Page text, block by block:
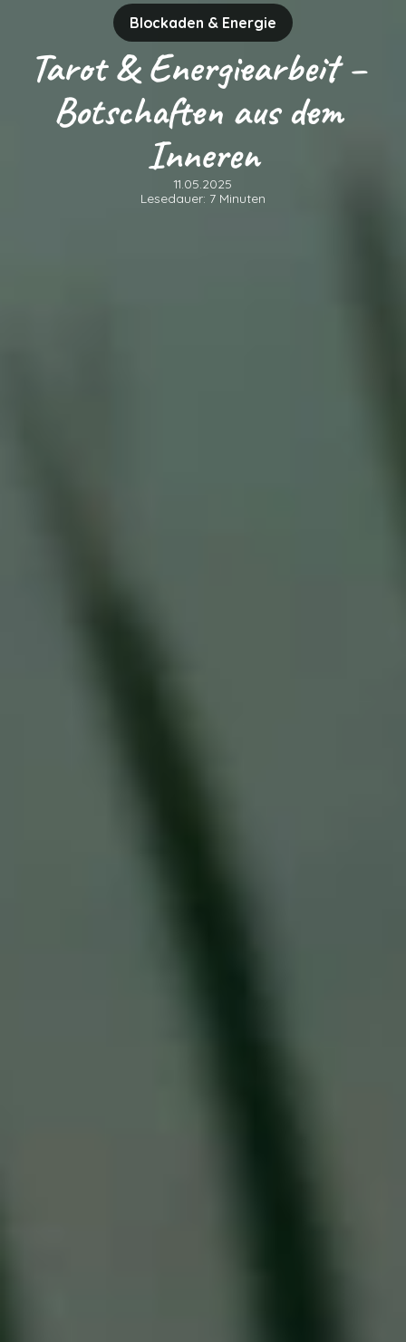
Blockaden & Energie
Tarot & Energiearbeit –
Botschaften aus dem
Inneren
11.05.2025
Lesedauer: 7 Minuten